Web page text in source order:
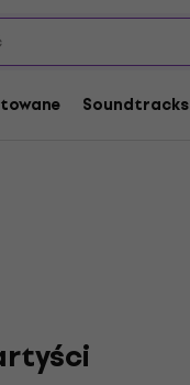
Soundtracks